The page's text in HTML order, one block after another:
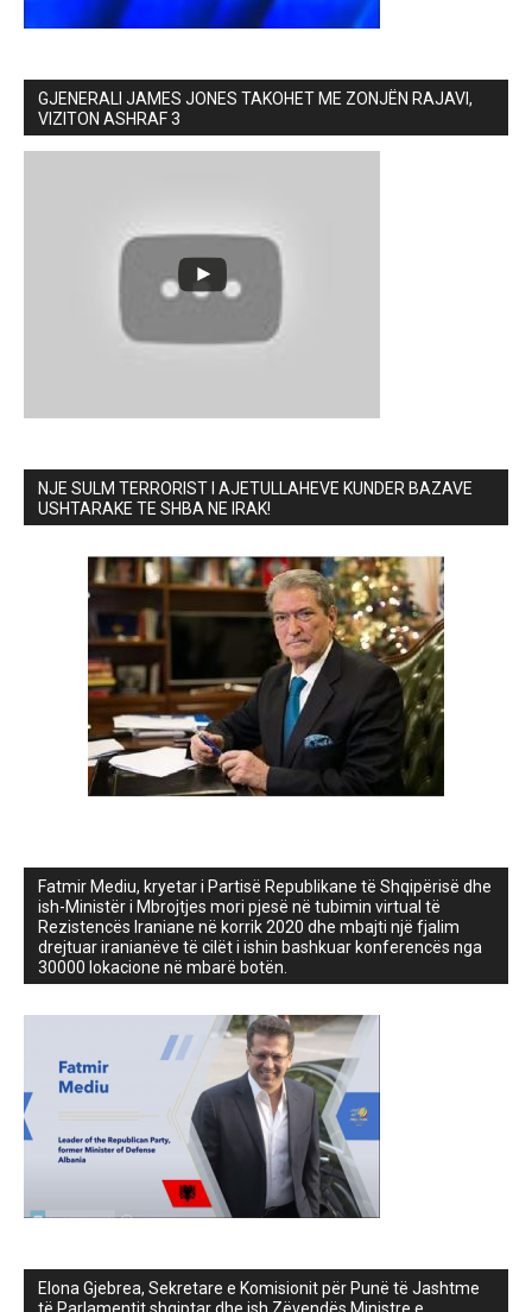
GJENERALI JAMES JONES TAKOHET ME ZONJËN RAJAVI,
VIZITON ASHRAF 3
NJE SULM TERRORIST I AJETULLAHEVE KUNDER BAZAVE
USHTARAKE TE SHBA NE IRAK!
Fatmir Mediu, kryetar i Partisë Republikane të Shqipërisë dhe
ish-Ministër i Mbrojtjes mori pjesë në tubimin virtual të
Rezistencës Iraniane në korrik 2020 dhe mbajti një fjalim
drejtuar iranianëve të cilët i ishin bashkuar konferencës nga
30000 lokacione në mbarë botën.
Elona Gjebrea, Sekretare e Komisionit për Punë të Jashtme